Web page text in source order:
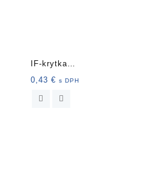
IF-krytka
nalepovacia13mm 20ks
657 čier
0,43 € s DPH